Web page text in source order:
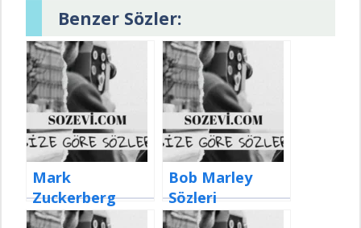
Benzer Sözler:
Mark
Zuckerberg
Sözleri
Bob Marley
Sözleri